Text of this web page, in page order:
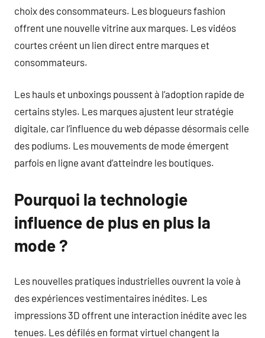
choix des consommateurs. Les blogueurs fashion
offrent une nouvelle vitrine aux marques. Les vidéos
courtes créent un lien direct entre marques et
consommateurs.
Les hauls et unboxings poussent à l’adoption rapide de
certains styles. Les marques ajustent leur stratégie
digitale, car l’influence du web dépasse désormais celle
des podiums. Les mouvements de mode émergent
parfois en ligne avant d’atteindre les boutiques.
Pourquoi la technologie
influence de plus en plus la
mode ?
Les nouvelles pratiques industrielles ouvrent la voie à
des expériences vestimentaires inédites. Les
impressions 3D offrent une interaction inédite avec les
tenues. Les défilés en format virtuel changent la